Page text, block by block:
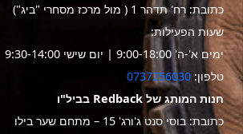
כתובת: רח' תדהר 1 ( מול מרכז מסחרי "ביג")
שעות הפעילות:
ימים א'-ה' 9:00-18:00 | יום שישי 9:30-14:00
טלפון: 0737256030
חנות המותג של Redback בביל"ו
כתובת: בוסי סנט ג'ורג' 15 – מתחם שער בילו